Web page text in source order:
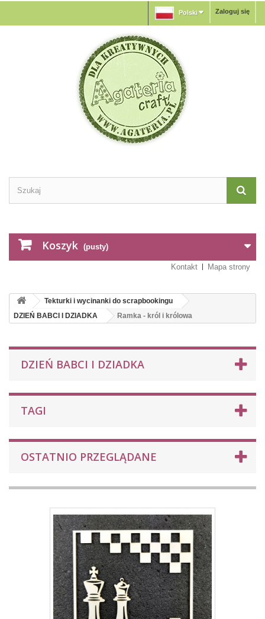
Zaloguj się
Polski
Koszyk (pusty)
Kontakt Mapa strony
Tekturki i wycinanki do scrapbookingu
DZIEŃ BABCI I DZIADKA
Ramka - król i królowa
DZIEŃ BABCI I DZIADKA
TAGI
OSTATNIO PRZEGLĄDANE